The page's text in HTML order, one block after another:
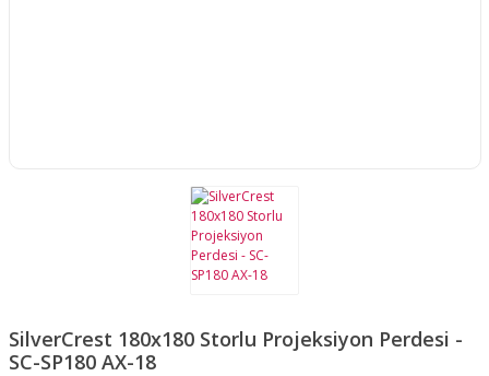
SilverCrest 180x180 Storlu Projeksiyon Perdesi -
SC-SP180 AX-18